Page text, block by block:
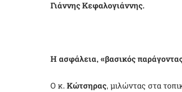
Γιάννης Κεφαλογιάννης.
Η ασφάλεια, «βασικός
Ο κ. Κώτσηρας, μιλώντας στα